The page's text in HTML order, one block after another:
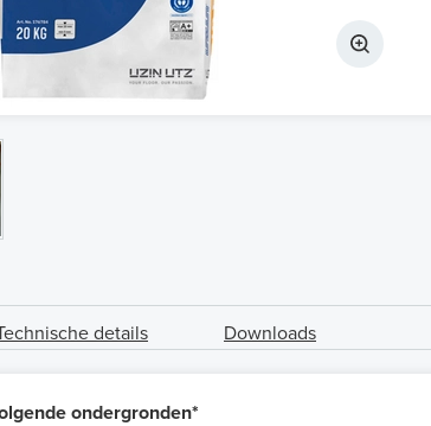
details Downloads
ondergronden*